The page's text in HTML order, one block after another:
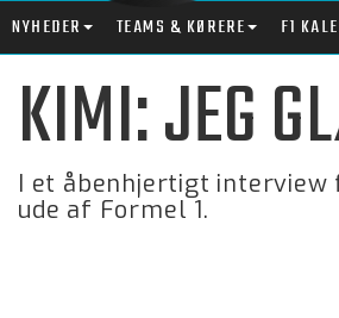
NYHEDER TEAMS & KØRERE F1
KIMI: JEG
I et åbenhjertigt
ude af Formel 1.